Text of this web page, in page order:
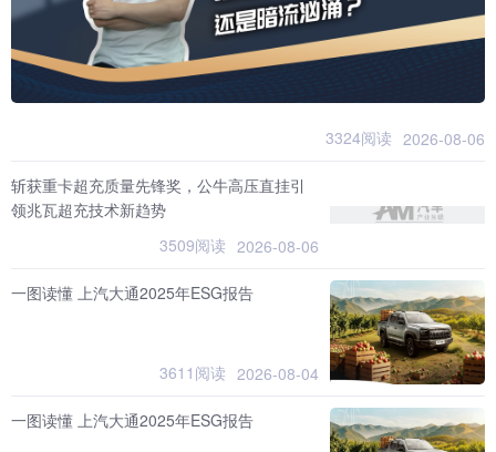
3324阅读 2026-08-06
斩获重卡超充质量先锋奖，公牛高压直挂引
领兆瓦超充技术新趋势
3509阅读 2026-08-06
一图读懂 上汽大通2025年ESG报告
3611阅读 2026-08-04
一图读懂 上汽大通2025年ESG报告